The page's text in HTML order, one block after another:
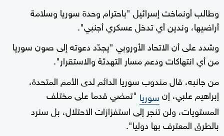
وطالب أونماخت إسرائيل "باحترام وحدة سوريا وسلامة
أراضيها، وندين أي تدخل عسكري أجنبي".
وشدد على أن الاتحاد الأوروبي "يجدّد دعوته إلى صون سوريا
من أي انتهاكات ودعم مسار التهدئة والاستقرار".
من جانبه، قال مندوب سوريا الدائم لدى الأمم المتحدة،
إبراهيم علبي، إنسوريا "تمضي قدما على مختلف
المستويات، ولن تنجر إلى استفزازات الاحتلال، بل سنرد
بالطرق المعترف بها دوليا".